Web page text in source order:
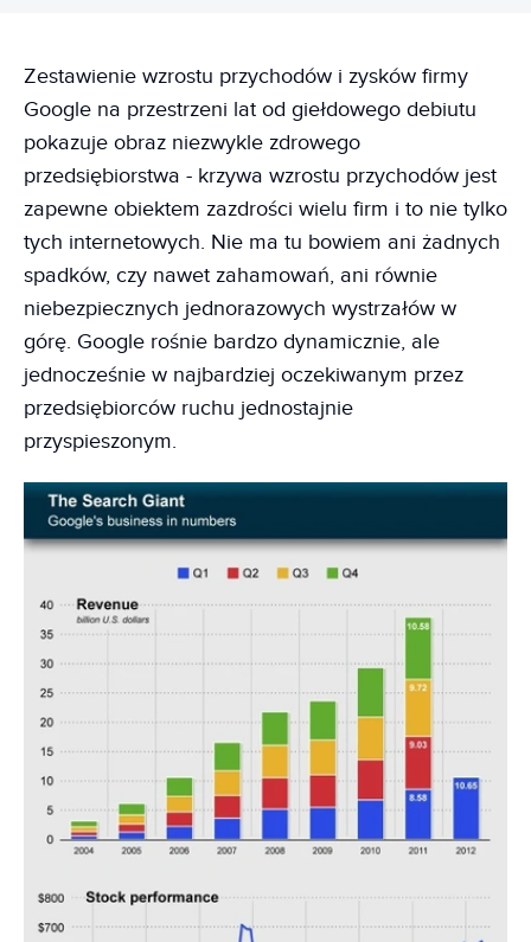
Zestawienie wzrostu przychodów i zysków firmy
Google na przestrzeni lat od giełdowego debiutu
pokazuje obraz niezwykle zdrowego
przedsiębiorstwa - krzywa wzrostu przychodów jest
zapewne obiektem zazdrości wielu firm i to nie tylko
tych internetowych. Nie ma tu bowiem ani żadnych
spadków, czy nawet zahamowań, ani równie
niebezpiecznych jednorazowych wystrzałów w
górę. Google rośnie bardzo dynamicznie, ale
jednocześnie w najbardziej oczekiwanym przez
przedsiębiorców ruchu jednostajnie
przyspieszonym.